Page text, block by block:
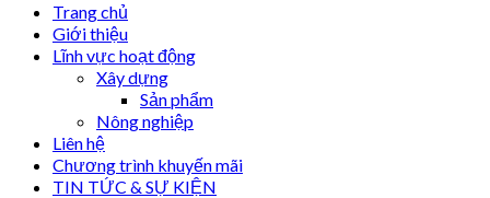
Trang chủ
Giới thiệu
Lĩnh vực hoạt động
Xây dựng
Sản phẩm
Nông nghiệp
Liên hệ
Chương trình khuyến mãi
TIN TỨC & SỰ KIỆN